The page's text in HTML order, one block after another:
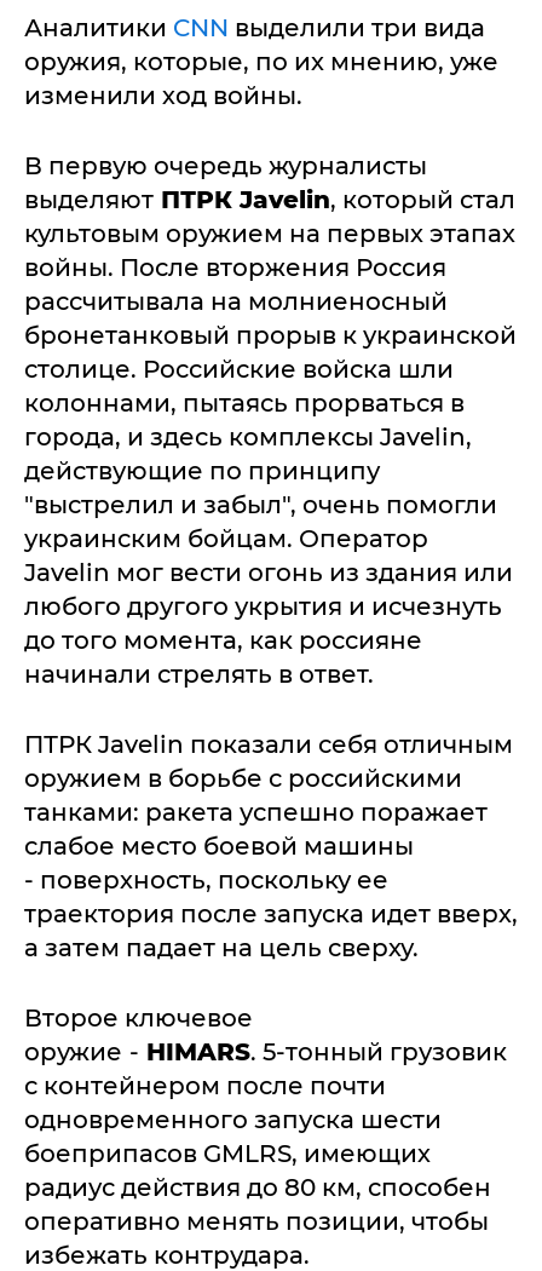
Аналитики CNN выделили три вида
оружия, которые, по их мнению, уже
изменили ход войны.
В первую очередь журналисты
выделяют ПТРК Javelin, который стал
культовым оружием на первых этапах
войны. После вторжения Россия
рассчитывала на молниеносный
бронетанковый прорыв к украинской
столице. Российские войска шли
колоннами, пытаясь прорваться в
города, и здесь комплексы Javelin,
действующие по принципу
"выстрелил и забыл", очень помогли
украинским бойцам. Оператор
Javelin мог вести огонь из здания или
любого другого укрытия и исчезнуть
до того момента, как россияне
начинали стрелять в ответ.
ПТРК Javelin показали себя отличным
оружием в борьбе с российскими
танками: ракета успешно поражает
слабое место боевой машины
- поверхность, поскольку ее
траектория после запуска идет вверх,
а затем падает на цель сверху.
Второе ключевое
оружие - HIMARS. 5-тонный грузовик
с контейнером после почти
одновременного запуска шести
боеприпасов GMLRS, имеющих
радиус действия до 80 км, способен
оперативно менять позиции, чтобы
избежать контрудара.